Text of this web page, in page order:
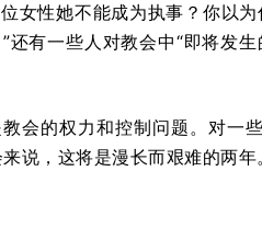
女性她不能成为执事？你以为
有一些人对教会中“即将发生
会的权力和控制问题。对一
说，这将是漫长而艰难的两年